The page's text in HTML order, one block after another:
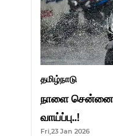
தமிழ்நாடு
நாளை சென்னை
வாய்ப்பு..!
Fri,23 Jan 2026